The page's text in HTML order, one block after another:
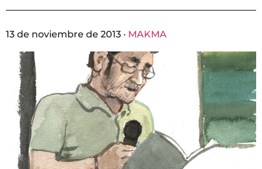
13 de noviembre de 2013 · MAKMA